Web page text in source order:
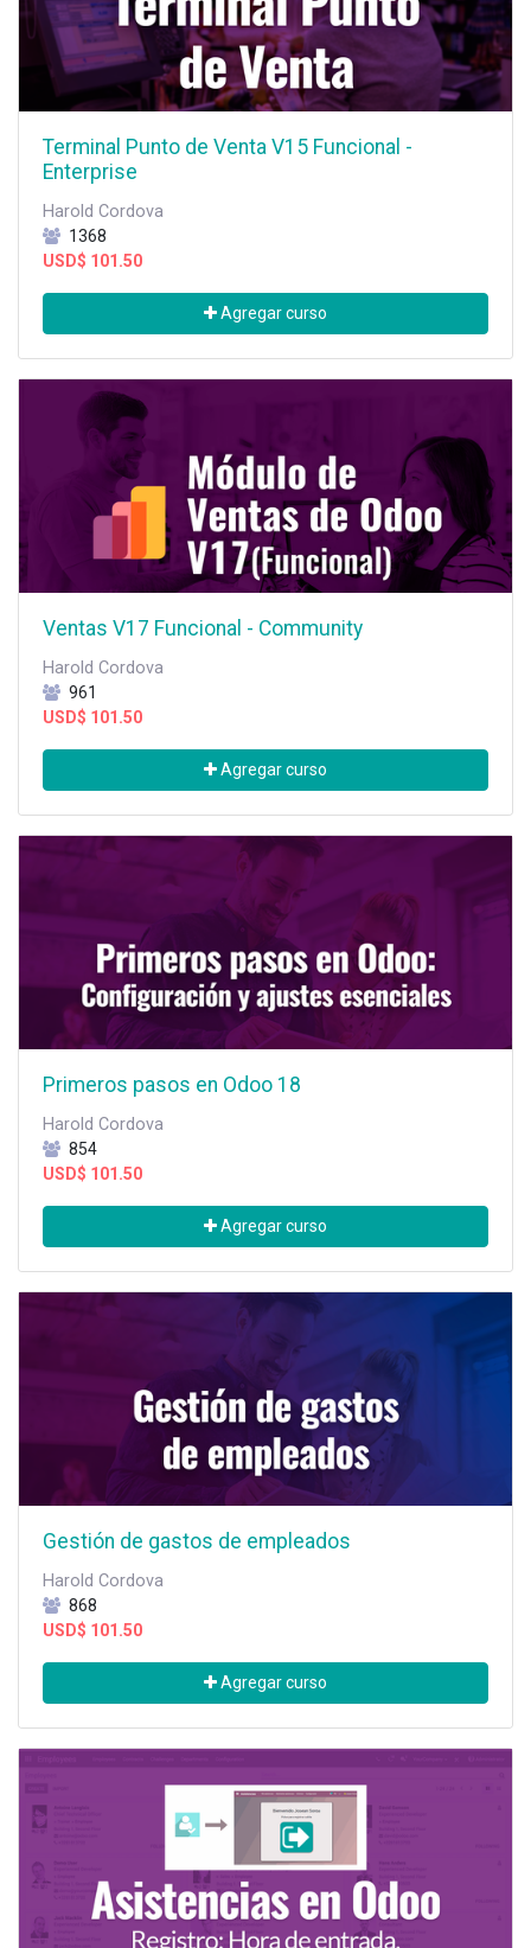
Terminal Punto de Venta V15 Funcional -
Enterprise
Harold Cordova
1368
USD$ 101.50
Agregar curso
Ventas V17 Funcional - Community
Harold Cordova
961
USD$ 101.50
Agregar curso
Primeros pasos en Odoo 18
Harold Cordova
854
USD$ 101.50
Agregar curso
Gestión de gastos de empleados
Harold Cordova
868
USD$ 101.50
Agregar curso